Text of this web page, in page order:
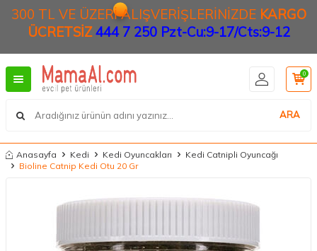
300 TL VE ÜZERİ ALIŞVERİŞLERİNİZDE KARGO
ÜCRETSİZ444 7 250 Pzt-Cu:9-17/Cts:9-12
ARA
0
Anasayfa Kedi Kedi Oyuncakları
Kedi Catnipli Oyuncağı
Bioline Catnip Kedi Otu 20 Gr